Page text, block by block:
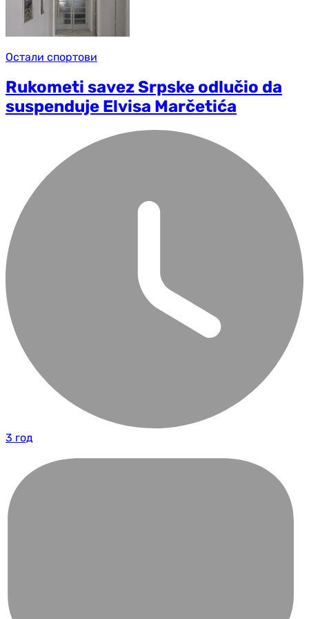
Остали спортови
Rukometi savez Srpske odlučio da
suspenduje Elvisa Marčetića
3 год